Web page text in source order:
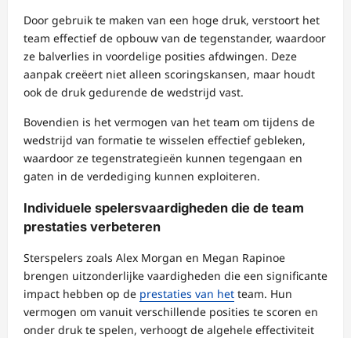
Door gebruik te maken van een hoge druk, verstoort het
team effectief de opbouw van de tegenstander, waardoor
ze balverlies in voordelige posities afdwingen. Deze
aanpak creëert niet alleen scoringskansen, maar houdt
ook de druk gedurende de wedstrijd vast.
Bovendien is het vermogen van het team om tijdens de
wedstrijd van formatie te wisselen effectief gebleken,
waardoor ze tegenstrategieën kunnen tegengaan en
gaten in de verdediging kunnen exploiteren.
Individuele spelersvaardigheden die de team
prestaties verbeteren
Sterspelers zoals Alex Morgan en Megan Rapinoe
brengen uitzonderlijke vaardigheden die een significante
impact hebben op de prestaties van het team. Hun
vermogen om vanuit verschillende posities te scoren en
onder druk te spelen, verhoogt de algehele effectiviteit